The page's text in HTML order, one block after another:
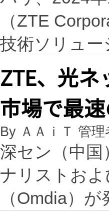
（ZTE
技術ソリュ
ZTE、光
市場で最
By ＡＡｉＴ 管理
深セン（中
ナリストお
（Omdia）